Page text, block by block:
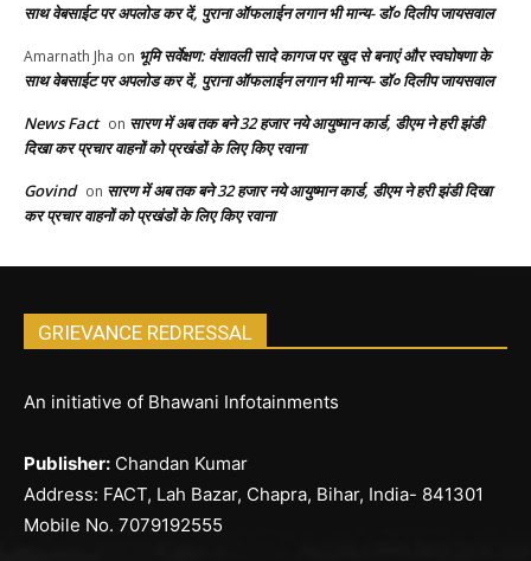
साथ वेबसाईट पर अपलोड कर दें, पुराना ऑफलाईन लगान भी मान्य- डॉ० दिलीप जायसवाल
Amarnath Jha on भूमि सर्वेक्षण: वंशावली सादे कागज पर खुद से बनाएं और स्वघोषणा के
साथ वेबसाईट पर अपलोड कर दें, पुराना ऑफलाईन लगान भी मान्य- डॉ० दिलीप जायसवाल
News Fact on सारण में अब तक बने 32 हजार नये आयुष्मान कार्ड, डीएम ने हरी झंडी
दिखा कर प्रचार वाहनों को प्रखंडों के लिए किए रवाना
Govind on सारण में अब तक बने 32 हजार नये आयुष्मान कार्ड, डीएम ने हरी झंडी दिखा
कर प्रचार वाहनों को प्रखंडों के लिए किए रवाना
GRIEVANCE REDRESSAL
An initiative of Bhawani Infotainments
Publisher: Chandan Kumar
Address: FACT, Lah Bazar, Chapra, Bihar, India- 841301
Mobile No. 7079192555